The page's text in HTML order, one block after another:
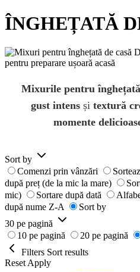
ÎNGHEȚATĂ
Mixurile pentru
gust intens și textură
momente
Sort by
Comenzi prin vânzări
după preț (de la mic la mare)
mic)
Sortare după dată
după nume Z-A
Sort by
30 pe pagină
10 pe pagină
20 pe pagină
Filters Sort results
Reset Apply